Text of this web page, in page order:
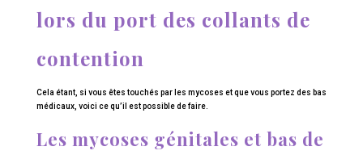
lors du port des collants de
contention
Cela étant, si vous êtes touchés par les mycoses et que vous portez des bas
médicaux, voici ce qu’il est possible de faire.
Les mycoses génitales et bas de